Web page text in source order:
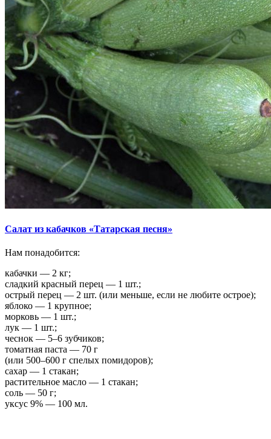
Салат из кабачков «Татарская песня»
Нам понадобится:
кабачки — 2 кг;
сладкий красный перец — 1 шт.;
острый перец — 2 шт. (или меньше, если не любите острое);
яблоко — 1 крупное;
морковь — 1 шт.;
лук — 1 шт.;
чеснок — 5–6 зубчиков;
томатная паста — 70 г
(или 500–600 г спелых помидоров);
сахар — 1 стакан;
растительное масло — 1 стакан;
соль — 50 г;
уксус 9% — 100 мл.